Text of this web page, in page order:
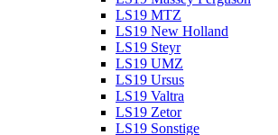
LS19 MTZ
LS19 New Holland
LS19 Steyr
LS19 UMZ
LS19 Ursus
LS19 Valtra
LS19 Zetor
LS19 Sonstige